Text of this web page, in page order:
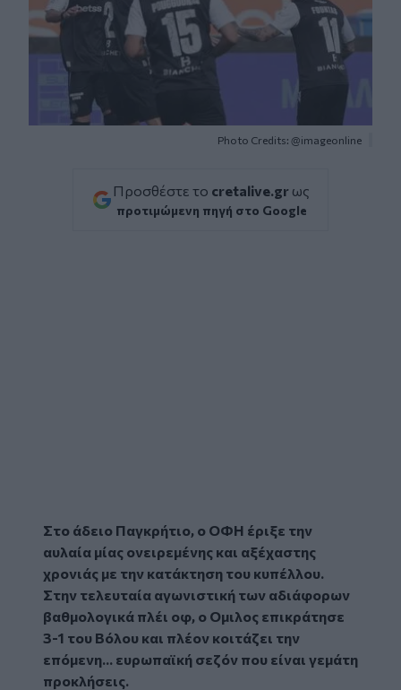
Photo Credits: @imageonline
Προσθέστε το cretalive.gr ως
προτιμώμενη πηγή στο Google
Στο άδειο Παγκρήτιο, ο ΟΦΗ έριξε την
αυλαία μίας ονειρεμένης και αξέχαστης
χρονιάς με την κατάκτηση του κυπέλλου.
Στην τελευταία αγωνιστική των αδιάφορων
βαθμολογικά πλέι οφ, ο Ομιλος επικράτησε
3-1 του Βόλου και πλέον κοιτάζει την
επόμενη... ευρωπαϊκή σεζόν που είναι γεμάτη
προκλήσεις.